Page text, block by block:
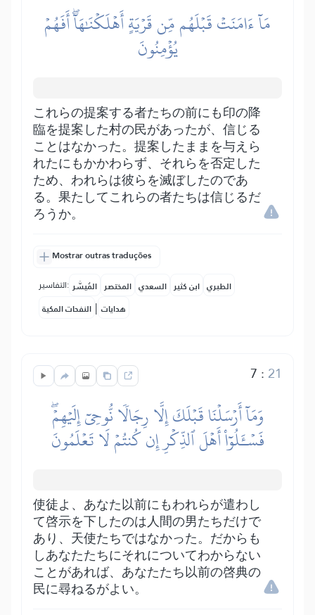
مَآ ءَامَنَتۡ قَبۡلَهُم مِّن قَرۡيَةٍ أَهۡلَكۡنَٰهَآۖ أَفَهُمۡ
يُؤۡمِنُونَ
これらの提案する者たちの前にも印の降
臨を提案した村の民があったが、信じる
ことはなかった。提案したままを与えら
れたにもかかわらず、それらを否定した
ため、われらは彼らを滅ぼしたのであ
る。果たしてこれらの者たちは信じるだ
ろうか。
Mostrar outras traduções
التفاسير: المُيسَّر المختصر السعدي ابن كثير الطبري
النفحات المكية | هدايات
7 : 21
وَمَآ أَرۡسَلۡنَا قَبۡلَكَ إِلَّا رِجَالٗا نُّوحِيٓ إِلَيۡهِمۡۖ
فَسۡـَٔلُوٓاْ أَهۡلَ ٱلذِّكۡرِ إِن كُنتُمۡ لَا تَعۡلَمُونَ
使徒よ、あなた以前にもわれらが遣わし
て啓示を下したのは人間の男たちだけで
あり、天使たちではなかった。だからも
しあなたたちにそれについてわからない
ことがあれば、あなたたち以前の啓典の
民に尋ねるがよい。